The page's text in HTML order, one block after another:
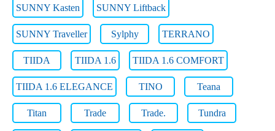
SUNNY Kasten SUNNY Liftback
SUNNY Traveller Sylphy TERRANO
TIIDA TIIDA 1.6 TIIDA 1.6 COMFORT
TIIDA 1.6 ELEGANCE TINO Teana
Titan Trade Trade. Tundra